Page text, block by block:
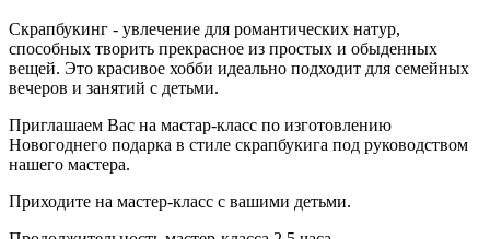
Скрапбукинг - увлечение для романтических натур,
способных творить прекрасное из простых и обыденных
вещей. Это красивое хобби идеально подходит для семейных
вечеров и занятий с детьми.
Приглашаем Вас на мастар-класс по изготовлению
Новогоднего подарка в стиле скрапбукига под руководством
нашего мастера.
Приходите на мастер-класс с вашими детьми.